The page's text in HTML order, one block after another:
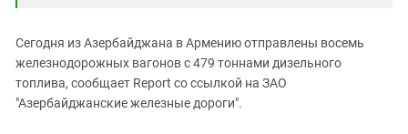
Сегодня из Азербайджана в Армению отправлены восемь
железнодорожных вагонов с 479 тоннами дизельного
топлива, сообщает Report со ссылкой на ЗАО
"Азербайджанские железные дороги".